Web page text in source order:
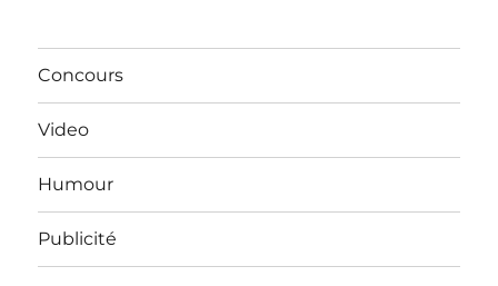
Concours
Video
Humour
Publicité